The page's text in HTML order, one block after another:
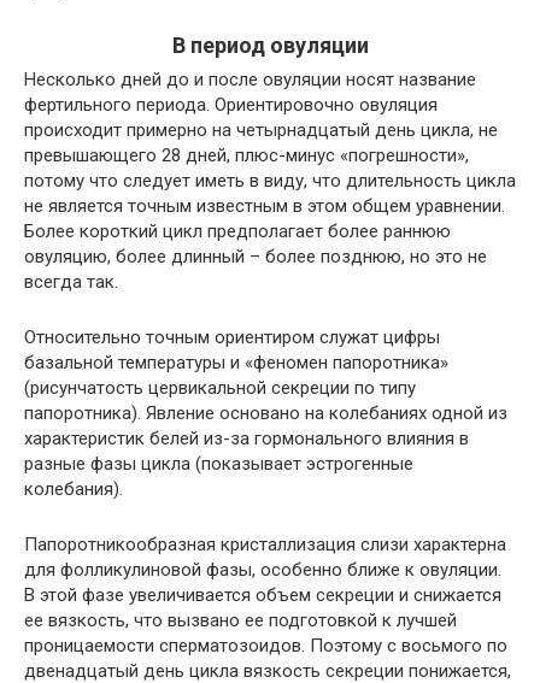
В период овуляции
Несколько дней до и после овуляции носят название
фертильного периода. Ориентировочно овуляция
происходит примерно на четырнадцатый день цикла, не
превышающего 28 дней, плюс-минус «погрешности»,
потому что следует иметь в виду, что длительность цикла
не является точным известным в этом общем уравнении.
Более короткий цикл предполагает более раннюю
овуляцию, более длинный – более позднюю, но это не
всегда так.
Относительно точным ориентиром служат цифры
базальной температуры и «феномен папоротника»
(рисунчатость цервикальной секреции по типу
папоротника). Явление основано на колебаниях одной из
характеристик белей из-за гормонального влияния в
разные фазы цикла (показывает эстрогенные
колебания).
Папоротникообразная кристаллизация слизи характерна
для фолликулиновой фазы, особенно ближе к овуляции.
В этой фазе увеличивается объем секреции и снижается
ее вязкость, что вызвано ее подготовкой к лучшей
проницаемости сперматозоидов. Поэтому с восьмого по
двенадцатый день цикла вязкость секреции понижается,